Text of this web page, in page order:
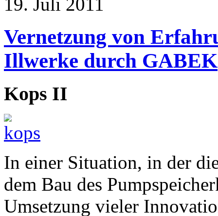
Vernetzung von
Illwerke durch GABEK
Kops II
In einer Situation, in der
dem Bau des
Umsetzung vieler